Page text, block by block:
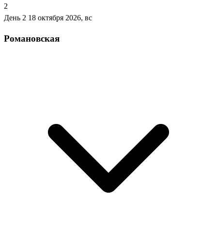
2
День 2 18 октября 2026, вс
Романовская